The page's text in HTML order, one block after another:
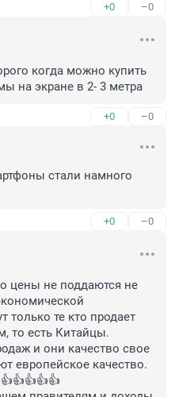
+0 –0
когда можно купить
на экране в 2- 3 метра
+0 –0
стали намного
+0 –0
цены не поддаются не
только те кто продает
то есть Китайцы.
и они качество свое
европейское качество.